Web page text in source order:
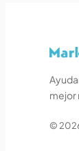
mejor
©